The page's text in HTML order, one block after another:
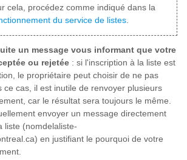
cela, procédez comme indiqué dans la
du service de listes.
un message vous informant que votre
ou rejetée : si l'inscription à la liste est
le propriétaire peut choisir de ne pas
ce cas, il est inutile de renvoyer plusieurs
car le résultat sera toujours le même.
envoyer un message directement
liste (nomdelaliste-
en justifiant le pourquoi de votre